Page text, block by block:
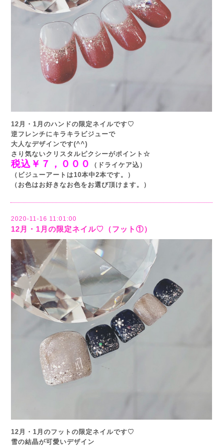
12月・1月のハンドの限定ネイルです♡
逆フレンチにキラキラビジューで
大人なデザインです(^^)
さり気ないクリスタルピクシーがポイント☆
税込￥７，０００
（ドライケア込）
（ビジューアートは10本中2本です。）
（お色はお好きなお色をお選び頂けます。）
2020-11-16 11:01:00
12月・1月の限定ネイル♡（フット①）
12月・1月のフットの限定ネイルです♡
雪の結晶が可愛いデザイン